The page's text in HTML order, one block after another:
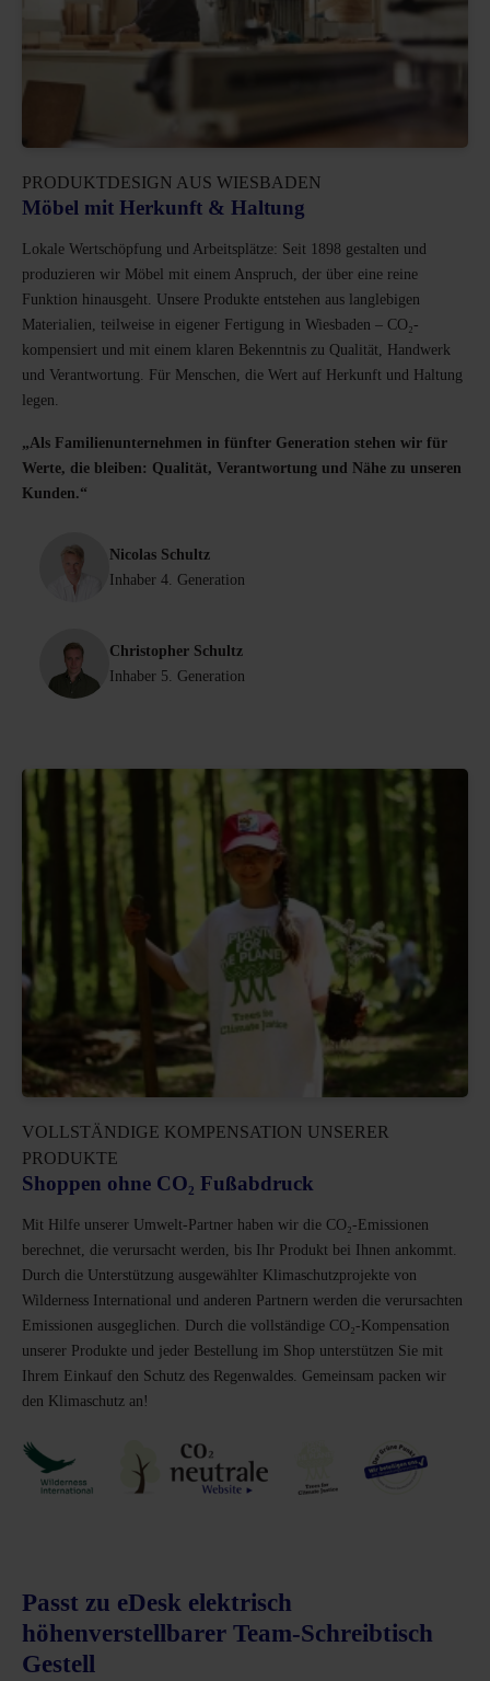
PRODUKTDESIGN AUS WIESBADEN
Möbel mit Herkunft & Haltung
Lokale Wertschöpfung und Arbeitsplätze: Seit 1898 gestalten und
produzieren wir Möbel mit einem Anspruch, der über eine reine
Funktion hinausgeht. Unsere Produkte entstehen aus langlebigen
Materialien, teilweise in eigener Fertigung in Wiesbaden – CO₂-
kompensiert und mit einem klaren Bekenntnis zu Qualität, Handwerk
und Verantwortung. Für Menschen, die Wert auf Herkunft und Haltung
legen.
„Als Familienunternehmen in fünfter Generation stehen wir für
Werte, die bleiben: Qualität, Verantwortung und Nähe zu unseren
Kunden.“
Nicolas Schultz
Inhaber 4. Generation
Christopher Schultz
Inhaber 5. Generation
VOLLSTÄNDIGE KOMPENSATION UNSERER
PRODUKTE
Shoppen ohne CO₂ Fußabdruck
Mit Hilfe unserer Umwelt-Partner haben wir die CO₂-Emissionen
berechnet, die verursacht werden, bis Ihr Produkt bei Ihnen ankommt.
Durch die Unterstützung ausgewählter Klimaschutzprojekte von
Wilderness International und anderen Partnern werden die verursachten
Emissionen ausgeglichen. Durch die vollständige CO₂-Kompensation
unserer Produkte und jeder Bestellung im Shop unterstützen Sie mit
Ihrem Einkauf den Schutz des Regenwaldes. Gemeinsam packen wir
den Klimaschutz an!
Passt zu eDesk elektrisch
höhenverstellbarer Team-Schreibtisch
Gestell